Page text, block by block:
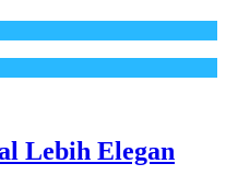
Lebih Elegan